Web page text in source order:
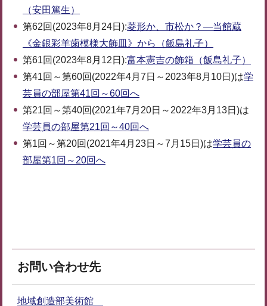
（安田篤生）
第62回(2023年8月24日):菱形か、市松か？―当館蔵
《金銀彩羊歯模様大飾皿》から（飯島礼子）
第61回(2023年8月12日):富本憲吉の飾箱 （飯島礼子）
第41回～第60回(2022年4月7日～2023年8月10日)は学
芸員の部屋第41回～60回へ
第21回～第40回(2021年7月20日～2022年3月13日)は
学芸員の部屋第21回～40回へ
第1回～第20回(2021年4月23日～7月15日)は学芸員の
部屋第1回～20回へ
お問い合わせ先
地域創造部美術館